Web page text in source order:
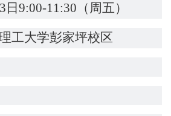
日 9:00-11:30 （周五）
工大学彭家坪校区